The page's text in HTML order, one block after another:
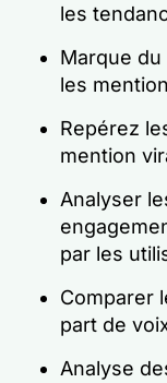
les
Marque
les
Repérez
mention
Analyser
par les
Comparer
part de
Analyse